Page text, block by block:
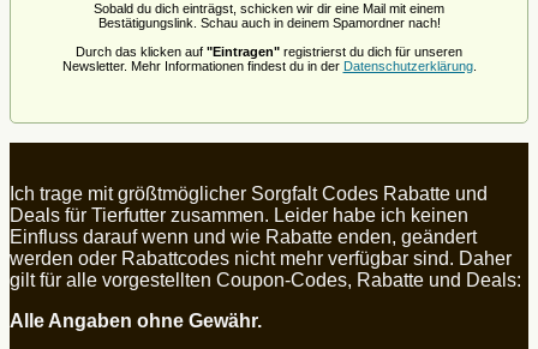
Sobald du dich einträgst, schicken wir dir eine Mail mit einem
Bestätigungslink. Schau auch in deinem Spamordner nach!
Durch das klicken auf "Eintragen" registrierst du dich für unseren
Newsletter. Mehr Informationen findest du in der Datenschutzerklärung.
Ich trage mit größtmöglicher Sorgfalt Codes Rabatte und
Deals für Tierfutter zusammen. Leider habe ich keinen
Einfluss darauf wenn und wie Rabatte enden, geändert
werden oder Rabattcodes nicht mehr verfügbar sind. Daher
gilt für alle vorgestellten Coupon-Codes, Rabatte und Deals:
Alle Angaben ohne Gewähr.